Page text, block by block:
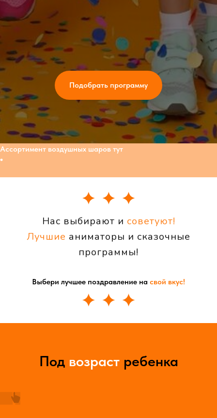
Подобрать программу
Ассортимент воздушных шаров тут
Нас выбирают и советуют!
Лучшие аниматоры и сказочные
программы!
Выбери лучшее поздравление на свой вкус!
Под возраст ребенка